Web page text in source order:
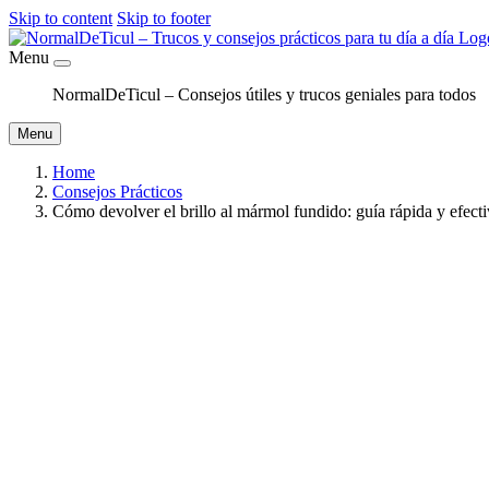
Skip to content Skip to footer
Menu
NormalDeTicul – Consejos útiles y trucos geniales para todos
Menu
Home
Consejos Prácticos
Cómo devolver el brillo al mármol fundido: guía rápida y